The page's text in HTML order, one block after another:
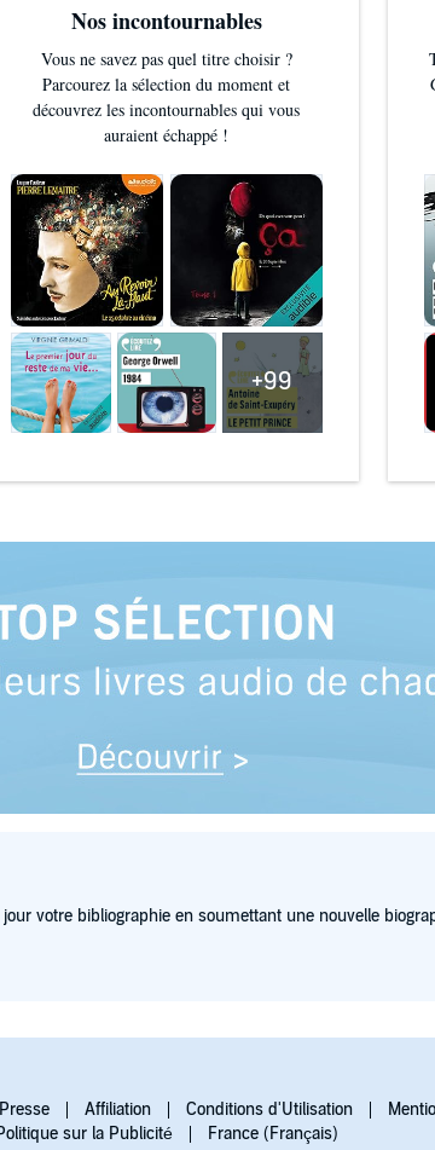
Nos incontournables
Vous ne savez pas quel titre choisir ?
Parcourez la sélection du moment et
découvrez les incontournables qui vous
auraient échappé !
+99
votre bibliographie en soumettant une nouvelle
Affiliation Conditions d'Utilisation
sur la Publicité
France (Français)